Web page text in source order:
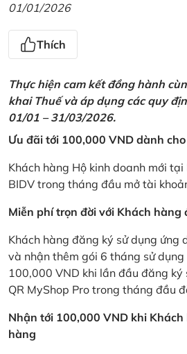
01/01/2026
Thích
Thực hiện cam kết đồng hành
khai Thuế và áp dụng các quy
01/01 – 31/03/2026.
Ưu đãi tới 100,000 VND dành
Khách hàng Hộ kinh doanh mới
BIDV trong tháng đầu mở tài
Miễn phí trọn đời với Khách
Khách hàng đăng ký sử dụng
và nhận thêm gói 6 tháng sử
100,000 VND khi lần đầu đăng
QR MyShop Pro trong tháng đầu
Nhận tới 100,000 VND khi
hàng